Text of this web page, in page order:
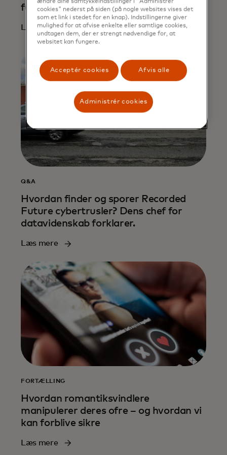
future of cybersecurity
Læs mere
Q&A
Hvordan finder og sporer Recorded
Future cybertrusler? Dens chef for
datavidenskab forklarer.
Læs mere
FORTÆLLING
Hvordan romantiksvindlere
manipulerer deres ofre – og hvordan vi
kan forblive sikre
Læs mere
ændre dine samtykkeindstillinger i "Administrer
cookies" nederst på siden (på nogle websites vises det
som et link i stedet for en knap). Indstillingerne giver
mulighed for at afvise enkelte eller samtlige cookies,
undtagen dem, der er strengt nødvendige for, at
websitet kan fungere.
Acceptér cookies Afvis alle
Administrér cookies